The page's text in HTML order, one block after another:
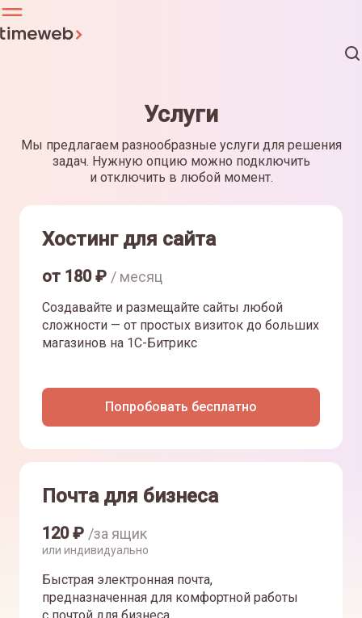
Услуги
Мы предлагаем разнообразные услуги для решения
задач. Нужную опцию можно подключить
и отключить в любой момент.
Хостинг для сайта
от 180₽ / месяц
Создавайте и размещайте сайты любой
сложности — от простых визиток до больших
магазинов на 1С-Битрикс
Попробовать бесплатно
Почта для бизнеса
120₽ /за ящик
или индивидуально
Быстрая электронная почта,
предназначенная для комфортной работы